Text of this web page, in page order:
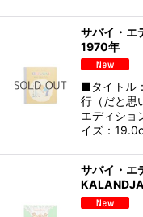
サバイ・エ
1970年
■タイトル
行（だと思
エディショ
イズ：
サバイ・エ